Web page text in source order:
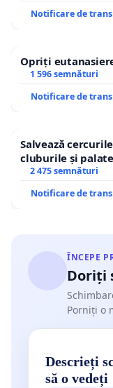
Notificare de
Opriți
1 596 semnături
Notificare de
Salvează
cluburile și
2 475 semnături
Notificare de
ÎNCEPE
Doriți
Porniți o
Descrieți
să o vedeți